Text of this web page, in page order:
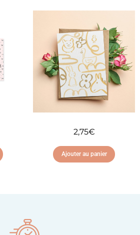
Ajouter à ma liste
d'envies
2,75€
Ajouter au panier